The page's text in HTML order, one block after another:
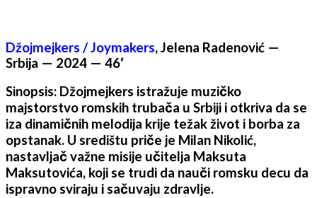
Džojmejkers / Joymakers, Jelena Radenović —
Srbija — 2024 — 46‘
Sinopsis: Džojmejkers istražuje muzičko
majstorstvo romskih trubača u Srbiji i otkriva da se
iza dinamičnih melodija krije težak život i borba za
opstanak. U središtu priče je Milan Nikolić,
nastavljač važne misije učitelja Maksuta
Maksutovića, koji se trudi da nauči romsku decu da
ispravno sviraju i sačuvaju zdravlje.